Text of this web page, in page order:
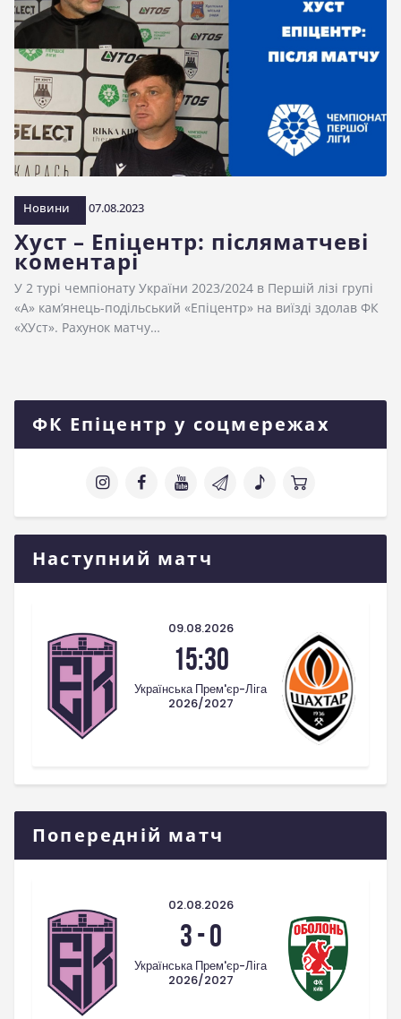
Новини 07.08.2023
Хуст – Епіцентр: післяматчеві
коментарі
У 2 турі чемпіонату України 2023/2024 в Першій лізі групі
«А» кам’янець-подільський «Епіцентр» на виїзді здолав ФК
«ХУст». Рахунок матчу…
ФК Епіцентр у соцмережах
Наступний матч
09.08.2026
15:30
Українська Прем'єр-Ліга
2026/2027
Попередній матч
02.08.2026
3-0
Українська Прем'єр-Ліга
2026/2027